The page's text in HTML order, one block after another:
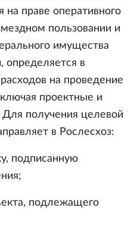
праве оперативного
пользовании и
имущества
в
на проведение
проектные и
получения целевой
в Рослесхоз:
подписанную
подлежащего